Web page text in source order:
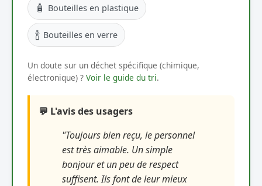
🧴 Bouteilles en plastique
🍾 Bouteilles en verre
Un doute sur un déchet spécifique (chimique,
électronique) ? Voir le guide du tri.
💬 L'avis des usagers
"Toujours bien reçu, le personnel
est très aimable. Un simple
bonjour et un peu de respect
suffisent. Ils font de leur mieux